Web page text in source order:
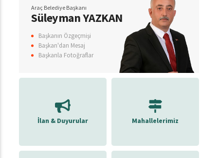
Araç Belediye Başkanı
Süleyman YAZKAN
Başkanın Özgeçmişi
Başkan'dan Mesaj
Başkanla Fotoğraflar
İlan & Duyurular Mahallelerimiz